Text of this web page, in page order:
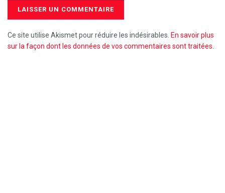
Ce site utilise Akismet pour réduire les indésirables. En savoir plus
sur la façon dont les données de vos commentaires sont traitées